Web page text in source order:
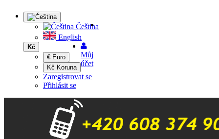
Čeština
English
Kč
€ Euro
Kč Koruna
Můj
účet
Zaregistrovat se
Přihlásit se